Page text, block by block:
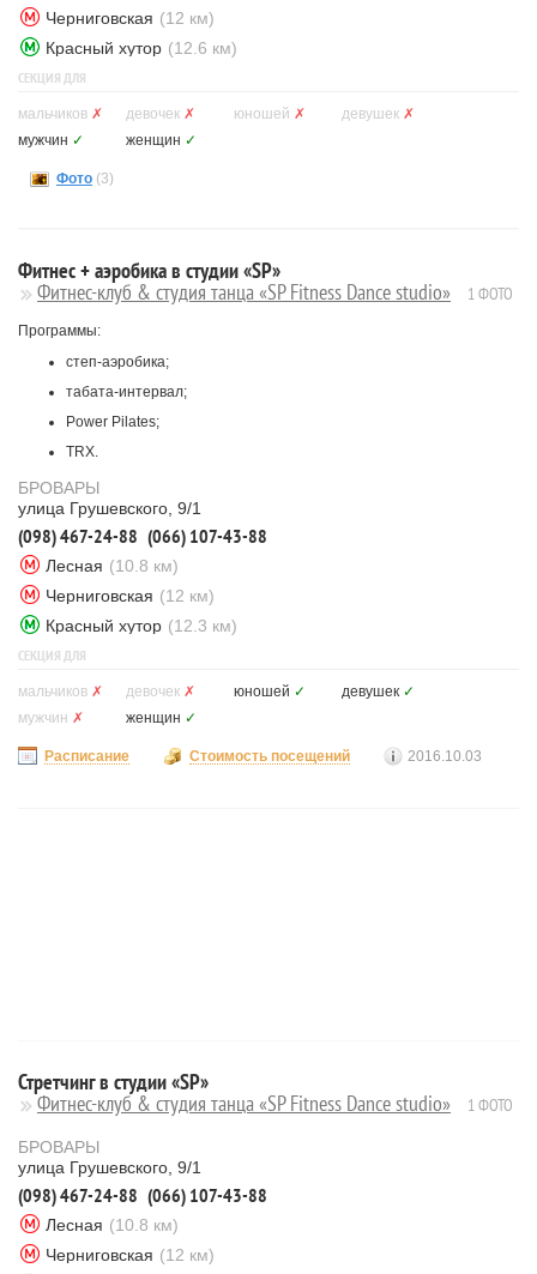
Черниговская (12 км)
Красный хутор (12.6 км)
СЕКЦИЯ ДЛЯ
мальчиков ✗ девочек ✗ юношей ✗ девушек ✗
мужчин ✓ женщин ✓
Фото (3)
Фитнес + аэробика в студии «SP»
Фитнес-клуб & студия танца «SP Fitness Dance studio» 1 ФОТО
Программы:
степ-аэробика;
табата-интервал;
Power Pilates;
TRX.
БРОВАРЫ
улица Грушевского, 9/1
(098) 467-24-88 (066) 107-43-88
Лесная (10.8 км)
Черниговская (12 км)
Красный хутор (12.3 км)
СЕКЦИЯ ДЛЯ
мальчиков ✗ девочек ✗ юношей ✓ девушек ✓
мужчин ✗ женщин ✓
Расписание Стоимость посещений 2016.10.03
Стретчинг в студии «SP»
Фитнес-клуб & студия танца «SP Fitness Dance studio» 1 ФОТО
БРОВАРЫ
улица Грушевского, 9/1
(098) 467-24-88 (066) 107-43-88
Лесная (10.8 км)
Черниговская (12 км)